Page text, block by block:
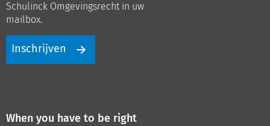
Schulinck Omgevingsrecht in uw
mailbox.
Inschrijven
When you have to be right